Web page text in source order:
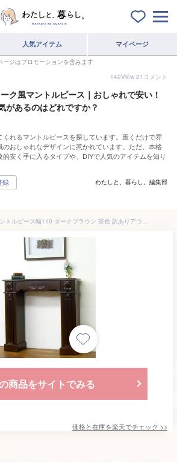
人気アイテム マイページ
ージはプロモーションを含みます
142View 21 コメント
ク風マントルピース｜おしゃれで安い！
があるのはどれですか？
れるマントルピースを探しています。置くだけで雰
おしゃれなデザインに惹かれています。ただ、本格
安く手に入るタイプや、DIYで人気のアイテムを知り
わたしと、暮らし。編集部
アンティーク調 マントルピース幅110 ダークブラウン 茶色 訳ありアウトレット 送料無料 完成品 アジアン家具 アジアン雑貨 手彫り家具 アンティーク家具 クラシック家具 チェスト キャビネット コンソール リビング収納 暖炉 アウトレット エルムクラブ ELMclub
商品をサイトでみる
価格と在庫を楽天でチェック >>